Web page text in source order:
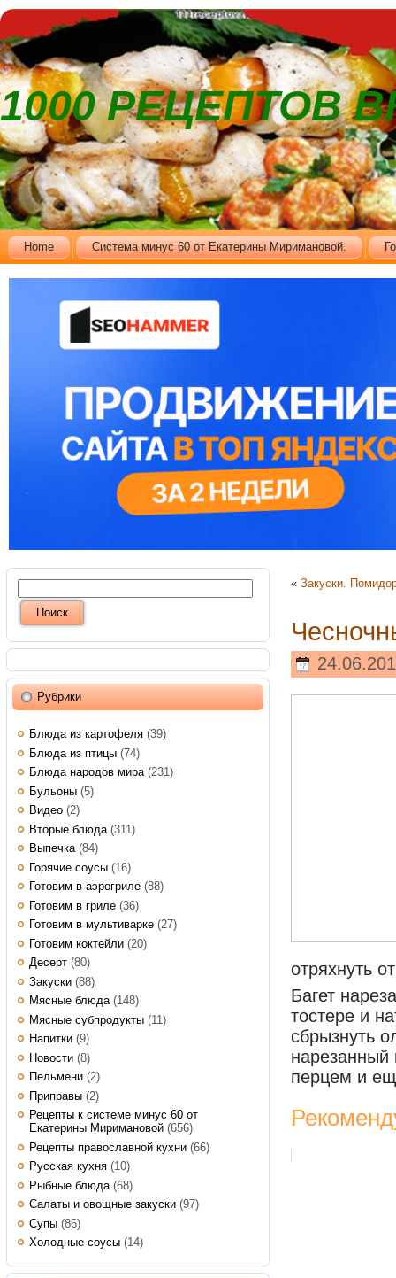
1000 РЕЦЕПТОВ
Home Cистема минус 60 от Екатерины Миримановой.
Рубрики
Блюда из картофеля (39)
Блюда из птицы (74)
Блюда народов мира(231)
Бульоны (5)
Видео (2)
Вторые блюда (311)
Выпечка(84)
Горячие соусы (16)
Готовим в аэрогриле (88)
Готовим в гриле (36)
Готовим в мультиварке (27)
Готовим коктейли (20)
Десерт (80)
Закуски (88)
Мясные блюда(148)
Мясные субпродукты (11)
Напитки (9)
Новости (8)
Пельмени (2)
Приправы (2)
Рецепты к системе минус 60 от
Екатерины Миримановой (656)
Рецепты православной кухни (66)
Русская кухня (10)
Рыбные блюда (68)
Салаты и овощные закуски (97)
Супы (86)
Холодные соусы (14)
« Закуски.
отряхнуть
Багет
тостере и
сбрызнуть
нарезанный
перцем и